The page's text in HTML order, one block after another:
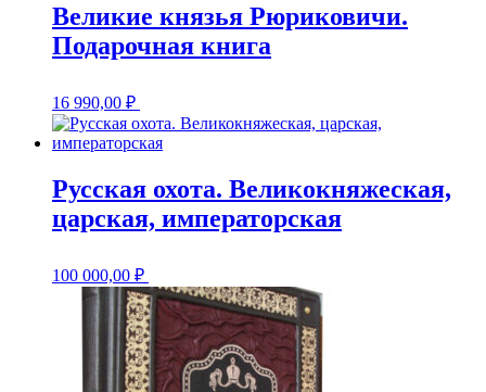
Великие князья Рюриковичи.
Подарочная книга
16 990,00 ₽
Русская охота. Великокняжеская,
царская, императорская
100 000,00 ₽